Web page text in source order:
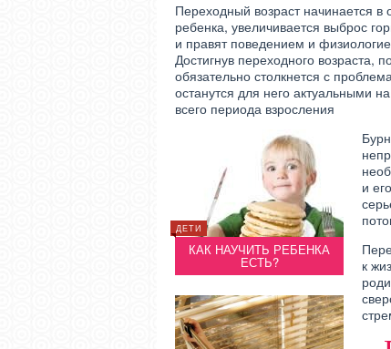
Переходный возраст начинается в
ребенка, увеличивается выброс
и правят поведением и
Достигнув переходного возраста,
обязательно столкнется с
останутся для него актуальными
всего периода взросления
ДЕТИ
КАК НАУЧИТЬ РЕБЕНКА
ЕСТЬ?
ДЕТИ
и
к